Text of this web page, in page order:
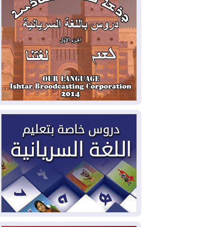
2026-08-04ملفات حقبة الكاظمي تعود إلى
الواجهة.. أنباء عن مراجعات قضائية
وتحقيقات أوسع في قضايا فساد
2026-08-04بيترو يشكو تزوير الانتخابات
الرئاسية ويحذر من "حرب أهلية" في
كولومبيا
2026-08-03رئيس إقليم كوردستان في
2026-08-03العراق يؤكد مجدداً التزامه
بمنع الهجمات على الدول المجاورة
2026-08-03العجز والاقتراض يطوقان
المالية العراقية.. اقتراض يتجاوز 3 تريليونات
دينار!
2026-08-03كوبا تغرق في الظلام مجددا